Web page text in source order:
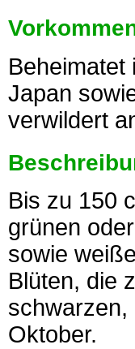
Beheimatet
Japan
verwildert
Bis zu 150
grünen
sowie
Blüten, die
schwarzen,
Oktober.